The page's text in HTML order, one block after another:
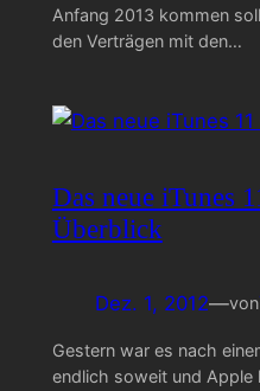
Anfang 2013 kommen
den Verträgen mit den…
Das neue iTunes
Überblick
Dez. 1, 2012—von
Gestern war es nach
endlich soweit und Apple